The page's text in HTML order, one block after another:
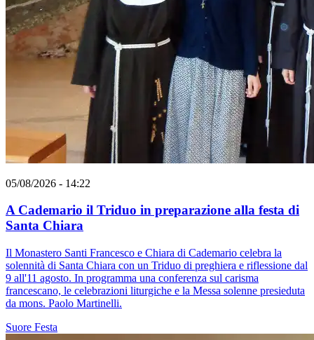
05/08/2026 - 14:22
A Cademario il Triduo in preparazione alla festa di
Santa Chiara
Il Monastero Santi Francesco e Chiara di Cademario celebra la
solennità di Santa Chiara con un Triduo di preghiera e riflessione dal
9 all'11 agosto. In programma una conferenza sul carisma
francescano, le celebrazioni liturgiche e la Messa solenne presieduta
da mons. Paolo Martinelli.
Suore Festa